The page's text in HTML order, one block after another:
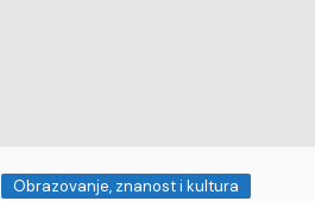
Obrazovanje, znanost i kultura